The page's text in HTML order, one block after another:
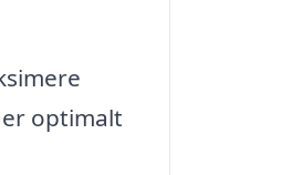
optimalt